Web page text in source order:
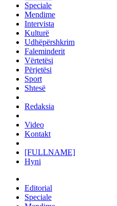
Speciale
Mendime
Intervista
Kulturë
Udhëpërshkrim
Faleminderit
Vërtetësi
Përjetësi
Sport
Shtesë
Redaksia
Video
Kontakt
[FULLNAME]
Hyni
Editorial
Speciale